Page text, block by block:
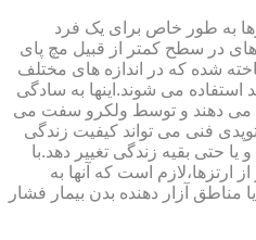
به طور خاص برای یک فرد
در سطح کمتر از قبیل مچ پای
شده که در اندازه های مختلف
می شوند.اینها به سادگی
می دهند و توسط ولکرو سفت می
فنی می تواند کیفیت زندگی
حتی بقیه زندگی تغییر دهد.با
ارتزها،لازم است که آنها به
آزار دهنده بدن بیمار فشار